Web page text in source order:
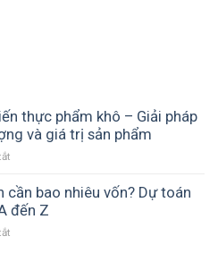
thực phẩm khô – Giải pháp
và giá trị sản phẩm
nghệ
chế
biến
cần bao nhiêu vốn? Dự toán
đến Z